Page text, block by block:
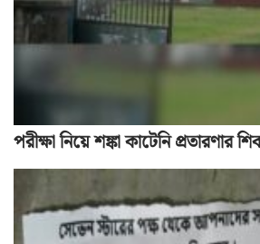
পরীক্ষা নিয়ে শঙ্কা কাটেনি প্রতারণার